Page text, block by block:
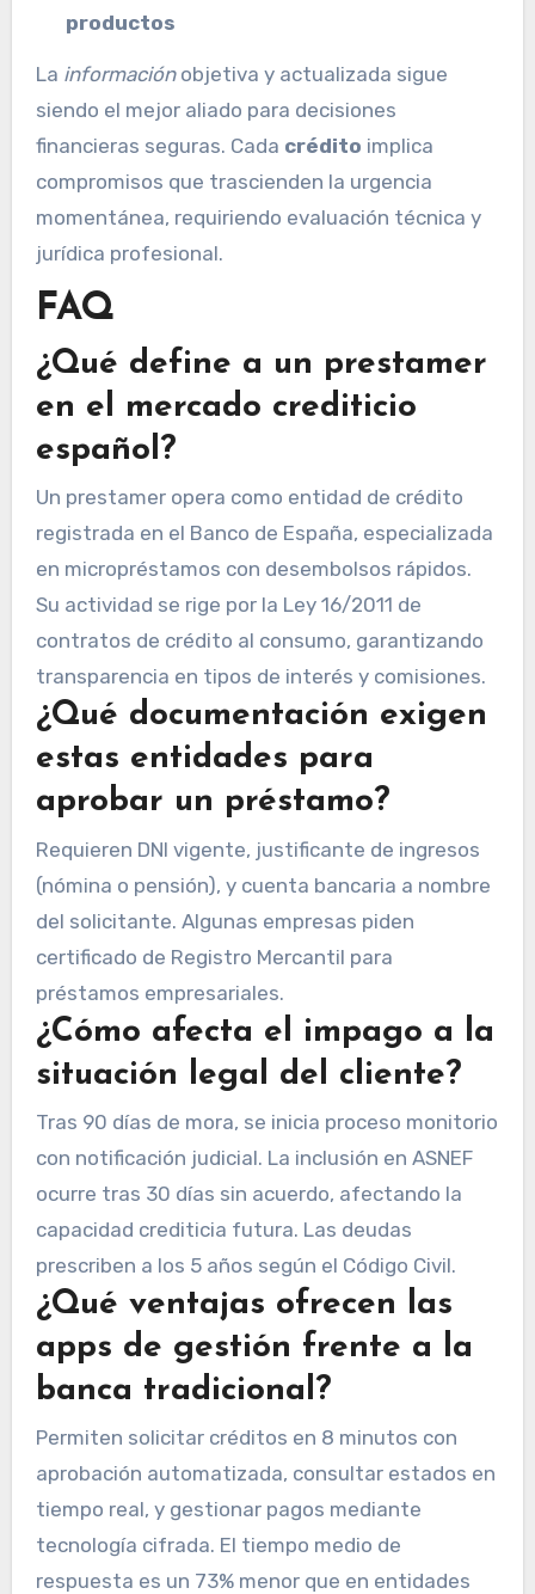
productos
La informaciónobjetiva y actualizada sigue
siendo el mejor aliado para decisiones
financieras seguras. Cada crédito implica
compromisos que trascienden la urgencia
momentánea, requiriendo evaluación técnica y
jurídica profesional.
FAQ
¿Qué define a un prestamer
en el mercado crediticio
español?
Un prestamer opera como entidad de crédito
registrada en el Banco de España, especializada
en micropréstamos con desembolsos rápidos.
Su actividad se rige por la Ley 16/2011 de
contratos de crédito al consumo, garantizando
transparencia en tipos de interés y comisiones.
¿Qué documentación exigen
estas entidades para
aprobar un préstamo?
Requieren DNI vigente, justificante de ingresos
(nómina o pensión), y cuenta bancaria a nombre
del solicitante. Algunas empresas piden
certificado de Registro Mercantil para
préstamos empresariales.
¿Cómo afecta el impago a la
situación legal del cliente?
Tras 90 días de mora, se inicia proceso monitorio
con notificación judicial. La inclusión en ASNEF
ocurre tras 30 días sin acuerdo, afectando la
capacidad crediticia futura. Las deudas
prescriben a los 5 años según el Código Civil.
¿Qué ventajas ofrecen las
apps de gestión frente a la
banca tradicional?
Permiten solicitar créditos en 8 minutos con
aprobación automatizada, consultar estados en
tiempo real, y gestionar pagos mediante
tecnología cifrada. El tiempo medio de
respuesta es un 73% menor que en entidades